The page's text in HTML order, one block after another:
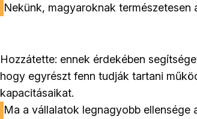
Nekünk, magyaroknak
Hozzátette: ennek érdekében
hogy egyrészt fenn tudják tartani
kapacitásaikat.
Ma a vállalatok legnagyobb ellensége